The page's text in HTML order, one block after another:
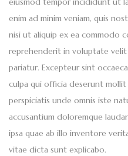
enim ad minim veniam, quis
nisi ut aliquip ex ea commodo
reprehenderit in voluptate
pariatur. Excepteur sint
culpa qui officia deserunt
perspiciatis unde omnis iste
accusantium doloremque
ipsa quae ab illo inventore
vitae dicta sunt explicabo.